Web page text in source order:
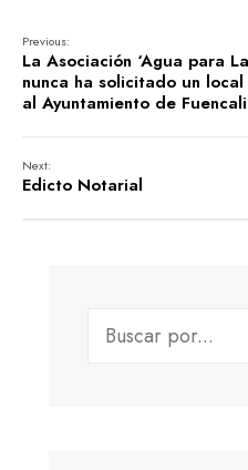
Previous:
La Asociación ‘Agua para
nunca ha solicitado un local
al Ayuntamiento de
Next:
Edicto Notarial